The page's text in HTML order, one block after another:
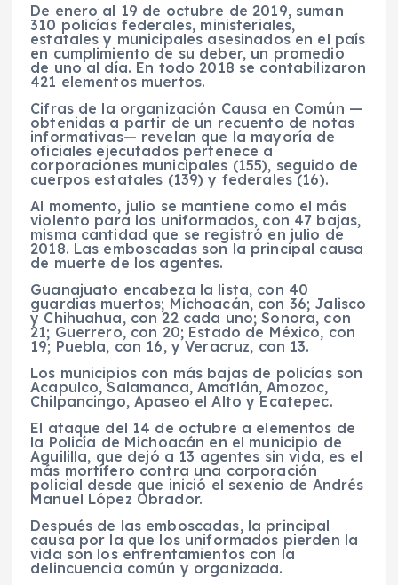
De enero al 19 de octubre de 2019, suman
310 policías federales, ministeriales,
estatales y municipales asesinados en el país
en cumplimiento de su deber, un promedio
de uno al día. En todo 2018 se contabilizaron
421 elementos muertos.
Cifras de la organización Causa en Común —
obtenidas a partir de un recuento de notas
informativas— revelan que la mayoría de
oficiales ejecutados pertenece a
corporaciones municipales (155), seguido de
cuerpos estatales (139) y federales (16).
Al momento, julio se mantiene como el más
violento para los uniformados, con 47 bajas,
misma cantidad que se registró en julio de
2018. Las emboscadas son la principal causa
de muerte de los agentes.
Guanajuato encabeza la lista, con 40
guardias muertos; Michoacán, con 36; Jalisco
y Chihuahua, con 22 cada uno; Sonora, con
21; Guerrero, con 20; Estado de México, con
19; Puebla, con 16, y Veracruz, con 13.
Los municipios con más bajas de policías son
Acapulco, Salamanca, Amatlán, Amozoc,
Chilpancingo, Apaseo el Alto y Ecatepec.
El ataque del 14 de octubre a elementos de
la Policía de Michoacán en el municipio de
Aguililla, que dejó a 13 agentes sin vida, es el
más mortífero contra una corporación
policial desde que inició el sexenio de Andrés
Manuel López Obrador.
Después de las emboscadas, la principal
causa por la que los uniformados pierden la
vida son los enfrentamientos con la
delincuencia común y organizada.